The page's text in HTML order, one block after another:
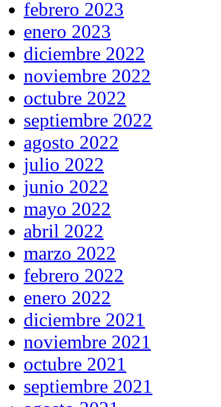
febrero 2023
enero 2023
diciembre 2022
noviembre 2022
octubre 2022
septiembre 2022
agosto 2022
julio 2022
junio 2022
mayo 2022
abril 2022
marzo 2022
febrero 2022
enero 2022
diciembre 2021
noviembre 2021
octubre 2021
septiembre 2021